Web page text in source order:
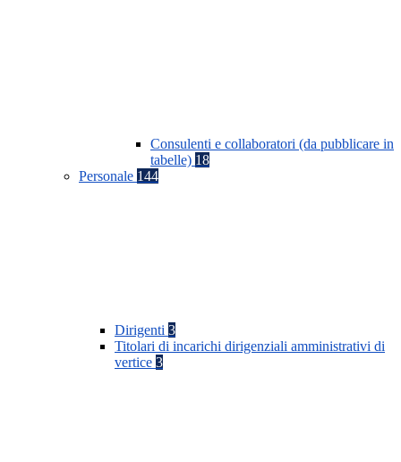
Consulenti e collaboratori (da pubblicare in
tabelle) 18
Personale 144
Dirigenti 3
Titolari di incarichi dirigenziali amministrativi di
vertice 3